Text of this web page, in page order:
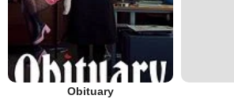
Obituary